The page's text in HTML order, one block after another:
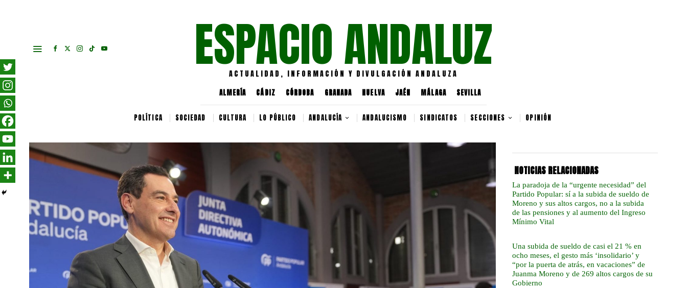
ESPACIO ANDALUZ
ACTUALIDAD, INFORMACIÓN Y DIVULGACIÓN ANDALUZA
ALMERÍA CÁDIZ CÓRDOBA GRANADA HUELVA JAÉN MÁLAGA SEVILLA
POLÍTICA SOCIEDAD CULTURA LO PÚBLICO ANDALUCÍA ANDALUCISMO SINDICATOS SECCIONES OPINIÓN
NOTICIAS RELACIONADAS
La paradoja de la “urgente necesidad” del
Partido Popular: sí a la subida de sueldo de
Moreno y sus altos cargos, no a la subida
de las pensiones y al aumento del Ingreso
Mínimo Vital
Una subida de sueldo de casi el 21 % en
ocho meses, el gesto más ‘insolidario’ y
“por la puerta de atrás, en vacaciones” de
Juanma Moreno y de 269 altos cargos de su
Gobierno